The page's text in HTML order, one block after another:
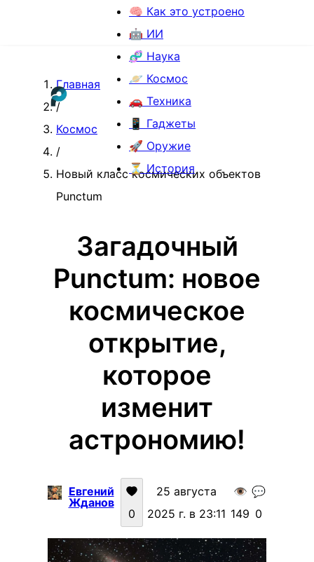
🧠 Как это устроено
🤖 ИИ
🧬 Наука
🪐 Космос
🚗 Техника
📱 Гаджеты
🚀 Оружие
⏳ История
Главная
/
Космос
/
Новый класс космических объектов
Punctum
Загадочный
Punctum: новое
космическое
открытие,
которое
изменит
астрономию!
Евгений
Жданов
0
25 августа
2025 г. в 23:11
👁️
149
💬
0